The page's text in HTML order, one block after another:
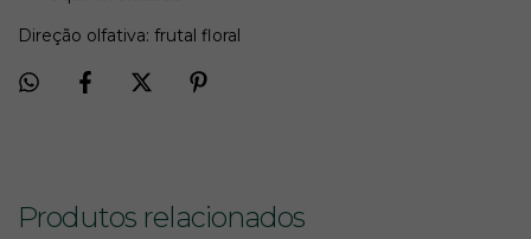
Direção olfativa: frutal floral
Produtos relacionados